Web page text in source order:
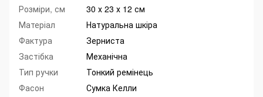
Розміри, см
30 х 23 х 12 см
Матеріал
Натуральна шкіра
Фактура
Зерниста
Застібка
Механічна
Тип ручки
Тонкий ремінець
Фасон
Сумка Келли